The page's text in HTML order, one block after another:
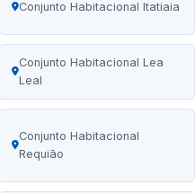
Conjunto Habitacional Itatiaia
Conjunto Habitacional Lea
Leal
Conjunto Habitacional
Requião